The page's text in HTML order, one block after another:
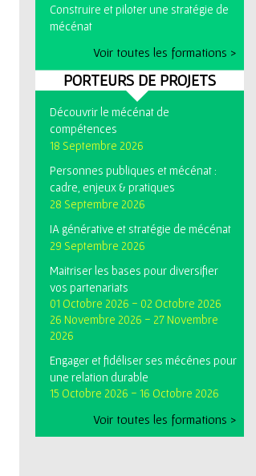
Construire et piloter une stratégie de
mécénat
Voir toutes les formations >
PORTEURS DE PROJETS
Découvrir le mécénat de
compétences
18 Septembre 2026
Personnes publiques et mécénat :
cadre, enjeux & pratiques
28 Septembre 2026
IA générative et stratégie de mécénat
29 Septembre 2026
Maitriser les bases pour diversifier
vos partenariats
01 Octobre 2026 - 02 Octobre 2026
26 Novembre 2026 - 27 Novembre
2026
Engager et fidéliser ses mécénes pour
une relation durable
15 Octobre 2026 - 16 Octobre 2026
Voir toutes les formations >